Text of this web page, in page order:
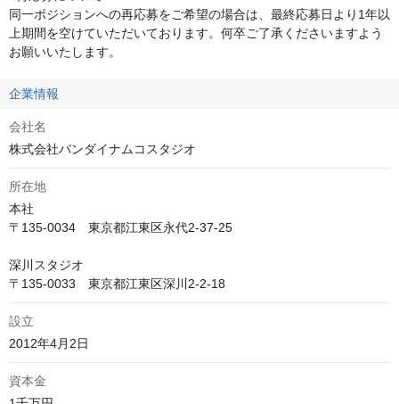
同一ポジションへの再応募をご希望の場合は、最終応募日より1年以
上期間を空けていただいております。何卒ご了承くださいますよう
お願いいたします。
企業情報
会社名
株式会社バンダイナムコスタジオ
所在地
本社
〒135-0034　東京都江東区永代2-37-25
深川スタジオ
〒135-0033　東京都江東区深川2-2-18
設立
資本金